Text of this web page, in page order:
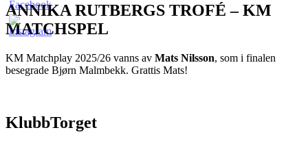
ANNIKA RUTBERGS TROFÉ – KM
MATCHSPEL
KM Matchplay 2025/26 vanns av Mats Nilsson, som i finalen
besegrade Bjørn Malmbekk. Grattis Mats!
KlubbTorget